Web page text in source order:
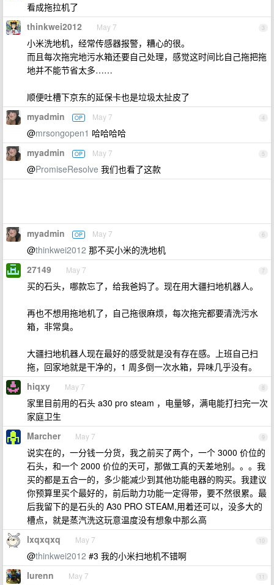
看成拖拉机了
3
thinkwei2012 May 7
小米洗地机，经常传感器报警，糟心的很。
而且每次拖完地污水箱还要自己处理，感觉这时间比自己拖把拖
地并不能节省太多……
顺便吐槽下京东的延保卡也是垃圾太扯皮了
4
myadmin OP May 7
@mrsongopen1 哈哈哈哈
5
myadmin OP May 7
@PromiseResolve 我们也看了这款
6
myadmin OP May 7
@thinkwei2012 那不买小米的洗地机
7
27149 May 7
买的石头，哪款忘了，给我爸妈了。现在用大疆扫地机器人。
再也不想用拖地机了，自己拖很麻烦，每次拖完都要清洗污水
箱，非常臭。
大疆扫地机器人现在最好的感受就是没有存在感。上班自己扫
拖，回家地就是干净的，1 周多倒一次水箱，异味几乎没有。
8
hiqxy May 7
家里目前用的石头 a30 pro steam ，电量够，满电能打扫完一次
家庭卫生
9
Marcher May 7
说实在的，一分钱一分货，我之前买了两个，一个 3000 价位的
石头，和一个 2000 价位的天可，那做工真的天差地别。。。我
买的都是五合一的，多少能减少到其他功能电器的购买。我建议
你预算里买个最好的，前后助力功能一定得带，要不然很累。最
后我留下的是石头的 A30 PRO STEAM,用着还可以，没多大的
槽点，就是蒸汽洗这玩意温度没有想象中那么高
10
lxqxqxq May 7
@thinkwei2012 #3 我的小米扫地机不错啊
11
lurenn May 7